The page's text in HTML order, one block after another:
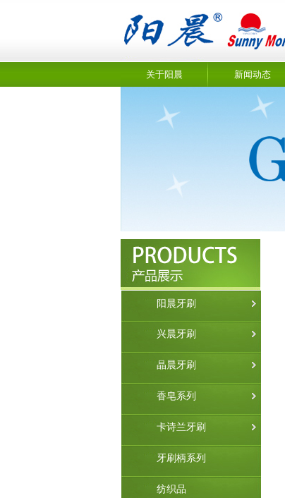
关于阳晨 新闻动态
阳晨牙刷
兴晨牙刷
晶晨牙刷
香皂系列
卡诗兰牙刷
牙刷柄系列
纺织品